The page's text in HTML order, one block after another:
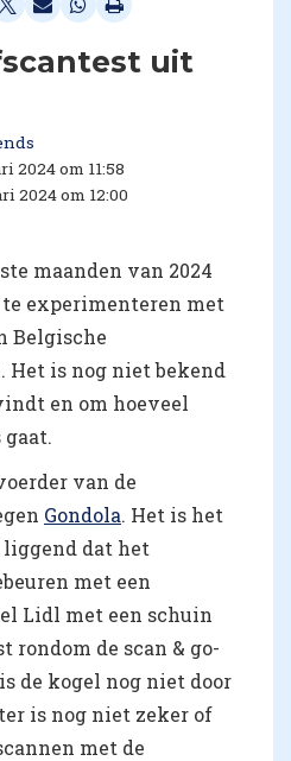
uit
2024 om 11:58
2024 om 12:00
maanden van 2024
experimenteren met
Belgische
Het is nog niet bekend
en om hoeveel
van de
Gondola. Het is het
liggend dat het
met een
Lidl met een schuin
rondom de scan & go-
de kogel nog niet door
is nog niet zeker of
met de